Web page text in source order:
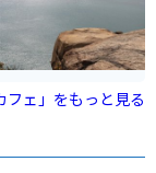
フェ」をもっと見る